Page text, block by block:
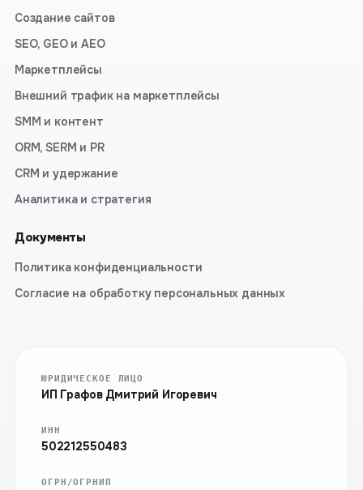
Создание сайтов
SEO, GEO и AEO
Маркетплейсы
Внешний трафик на маркетплейсы
SMM и контент
ORM, SERM и PR
CRM и удержание
Аналитика и стратегия
Документы
Политика конфиденциальности
Согласие на обработку персональных данных
ЮРИДИЧЕСКОЕ ЛИЦО
ИП Графов Дмитрий Игоревич
ИНН
502212550483
ОГРН/ОГРНИП